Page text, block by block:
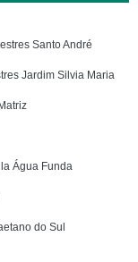
Santo André
Jardim Silvia Maria
Água Funda
do Sul